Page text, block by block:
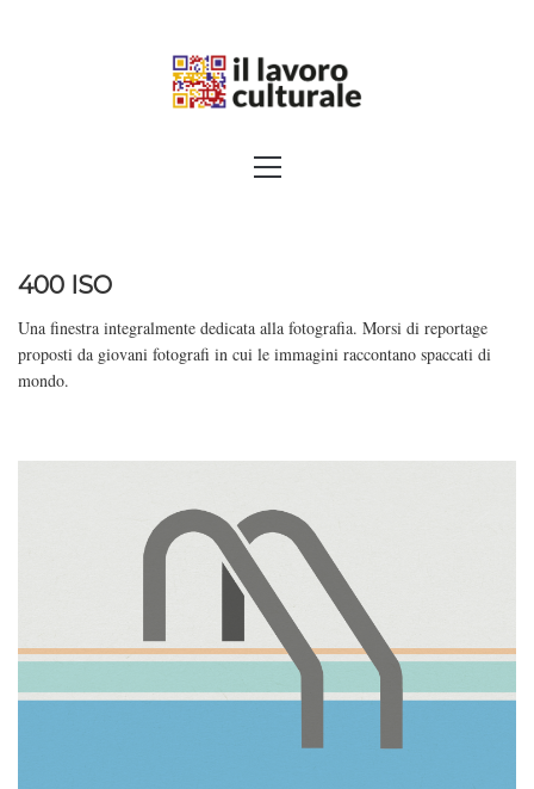
SAPERI, AFFACCIARSI SUL
Menu
400 ISO
Una finestra integralmente dedicata alla fotografia. Morsi di reportage
proposti da giovani fotografi in cui le immagini raccontano spaccati di
mondo.